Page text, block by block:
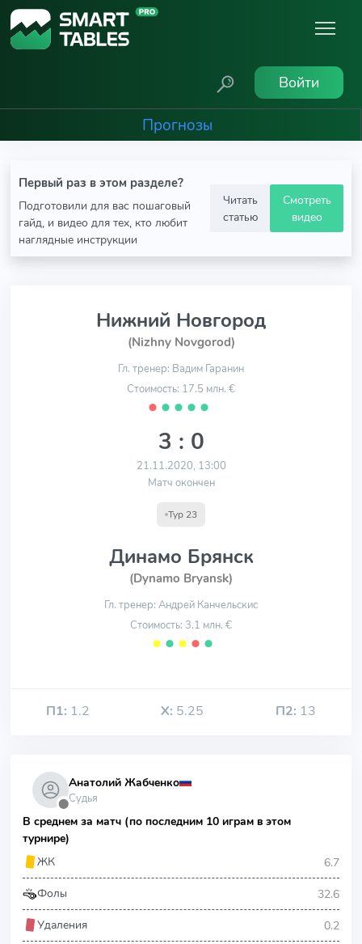
Войти
Прогнозы
Первый раз в этом разделе?
Подготовили для вас пошаговый
гайд, и видео для тех, кто любит
наглядные инструкции
Читать
статью
Смотреть
видео
Нижний Новгород
(Nizhny Novgorod)
Гл. тренер: Вадим Гаранин
Стоимость: 17.5 млн. €
⬤ ⬤ ⬤ ⬤ ⬤
3 : 0
21.11.2020, 13:00
Матч окончен
Тур 23
Динамо Брянск
(Dynamo Bryansk)
Гл. тренер: Андрей Канчельскис
Стоимость: 3.1 млн. €
⬤ ⬤ ⬤ ⬤ ⬤
П1: 1.2 Х: 5.25 П2: 13
⬤
Анатолий Жабченко
Судья
В среднем за матч (по последним 10 играм в этом
турнире)
ЖК
6.7
Фолы 32.6
Удаления 0.2